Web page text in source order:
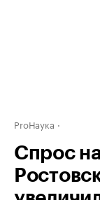
ProНаука
Спрос